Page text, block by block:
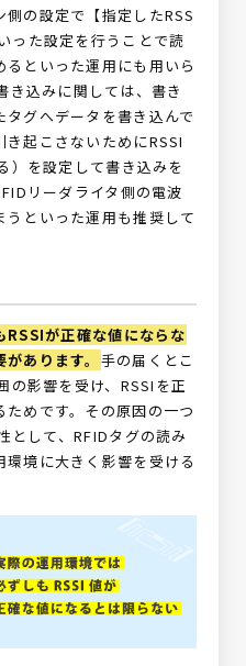
の設定で【指定したRSS
った設定を行うことで読
といった運用にも用いら
き込みに関しては、書き
グへデータを書き込んで
起こさないためにRSSI
）を設定して書き込みを
リーダライタ側の電波
といった運用も推奨して
が正確な値にならな
あります。 手の届くとこ
の影響を受け、RSSIを正
めです。その原因の一つ
として、RFIDタグの読み
境に大きく影響を受ける